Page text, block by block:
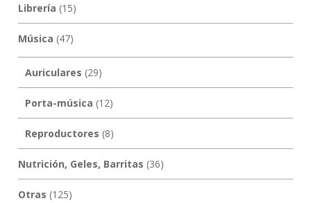
Librería (15)
Música (47)
Auriculares (29)
Porta-música (12)
Reproductores (8)
Nutrición, Geles, Barritas (36)
Otras (125)